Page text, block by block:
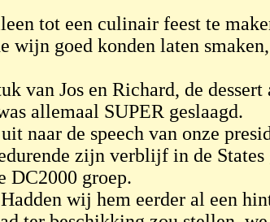
tot een culinair feest te
wijn goed konden laten
van Jos en Richard, de dessert
allemaal SUPER geslaagd.
naar de speech van onze
zijn verblijf in de States
DC2000 groep.
wij hem eerder al een